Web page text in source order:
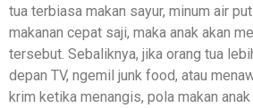
tua terbiasa makan sayur, minum air
makanan cepat saji, maka anak akan
tersebut. Sebaliknya, jika orang tua
depan TV, ngemil junk food, atau
krim ketika menangis, pola makan